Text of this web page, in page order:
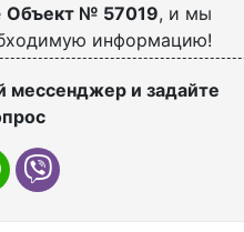
Объект № 57019, и мы
информацию!
мессенджер и задайте